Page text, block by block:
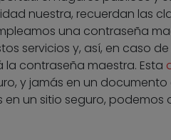
nuestra, recuerdan las
una contraseña
servicios y, así, en caso
contraseña maestra. Esta
y jamás en un
en un sitio seguro, podemos